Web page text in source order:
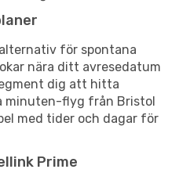
för spontana
nära ditt avresedatum
dig att hitta
minuten-flyg från Bristol
med tider och dagar för
Prime